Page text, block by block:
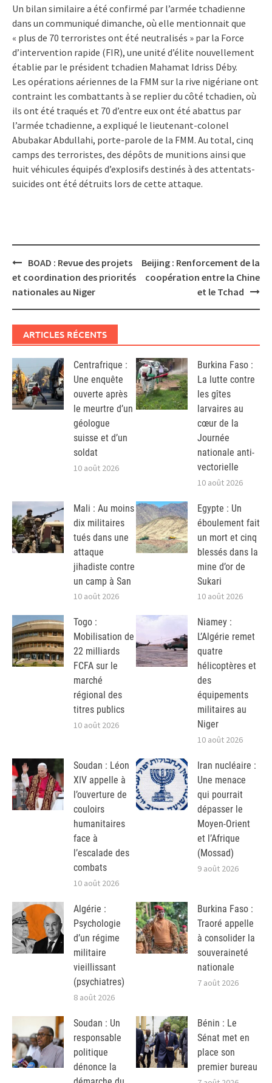
Un bilan similaire a été confirmé par l’armée tchadienne
dans un communiqué dimanche, où elle mentionnait que
« plus de 70 terroristes ont été neutralisés » par la Force
d’intervention rapide (FIR), une unité d’élite nouvellement
établie par le président tchadien Mahamat Idriss Déby.
Les opérations aériennes de la FMM sur la rive nigériane ont
contraint les combattants à se replier du côté tchadien, où
ils ont été traqués et 70 d’entre eux ont été abattus par
l’armée tchadienne, a expliqué le lieutenant-colonel
Abubakar Abdullahi, porte-parole de la FMM. Au total, cinq
camps des terroristes, des dépôts de munitions ainsi que
huit véhicules équipés d’explosifs destinés à des attentats-
suicides ont été détruits lors de cette attaque.
Post
navigation
BOAD : Revue des projets
et coordination des priorités
nationales au Niger
Beijing : Renforcement de la
coopération entre la Chine
et le Tchad
ARTICLES RÉCENTS
Centrafrique :
Une enquête
ouverte après
le meurtre d’un
géologue
suisse et d’un
soldat
10 août 2026
Burkina Faso :
La lutte contre
les gîtes
larvaires au
cœur de la
Journée
nationale anti-
vectorielle
10 août 2026
Mali : Au moins
dix militaires
tués dans une
attaque
jihadiste contre
un camp à San
10 août 2026
Egypte : Un
éboulement fait
un mort et cinq
blessés dans la
mine d’or de
Sukari
10 août 2026
Togo :
Mobilisation de
22 milliards
FCFA sur le
marché
régional des
titres publics
10 août 2026
Niamey :
L’Algérie remet
quatre
hélicoptères et
des
équipements
militaires au
Niger
10 août 2026
Soudan : Léon
XIV appelle à
l’ouverture de
couloirs
humanitaires
face à
l’escalade des
combats
10 août 2026
Iran nucléaire :
Une menace
qui pourrait
dépasser le
Moyen-Orient
et l’Afrique
(Mossad)
9 août 2026
Algérie :
Psychologie
d’un régime
militaire
vieillissant
(psychiatres)
8 août 2026
Burkina Faso :
Traoré appelle
à consolider la
souveraineté
nationale
7 août 2026
Soudan : Un
responsable
politique
dénonce la
Bénin : Le
Sénat met en
place son
premier bureau